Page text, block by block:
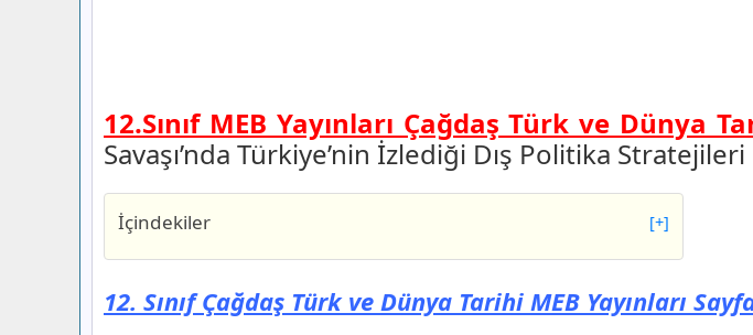
12.Sınıf MEB Yayınları Çağdaş Türk ve Dünya
Savaşı’nda Türkiye’nin İzlediği Dış Politika Stratejileri
İçindekiler [+]
12. Sınıf Çağdaş Türk ve Dünya Tarihi MEB Yayınları Sayfa
82 Ders Kitabı Cevapları
Araştıralım
12. Sınıf Çağdaş Türk ve Dünya Tarihi MEB Yayınları